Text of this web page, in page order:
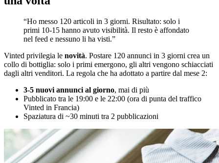
“Ho messo 120 articoli in 3 giorni. Risultato: solo i
primi 10-15 hanno avuto visibilità. Il resto è affondato
nel feed e nessuno li ha visti.”
Vinted privilegia le novità. Postare 120 annunci in 3 giorni crea un
collo di bottiglia: solo i primi emergono, gli altri vengono schiacciati
dagli altri venditori. La regola che ha adottato a partire dal mese 2:
3-5 nuovi annunci al giorno, mai di più
Pubblicato tra le 19:00 e le 22:00 (ora di punta del traffico
Vinted in Francia)
Spaziatura di ~30 minuti tra 2 pubblicazioni